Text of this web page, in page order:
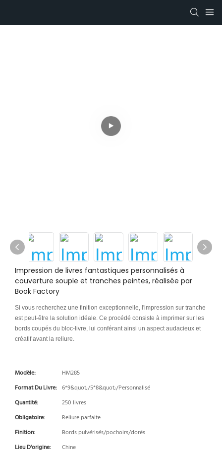
Impression de livres fantastiques personnalisés à
couverture souple et tranches peintes, réalisée par
Book Factory
Si vous recherchez une finition exceptionnelle, l'impression sur tranche
est peut-être la solution idéale. Ce procédé consiste à imprimer sur les
bords coupés du bloc-livre, lui conférant ainsi un aspect audacieux et
créatif avant la reliure.
Modèle:
HM285
Format Du Livre: 6*9&quot;/5*8&quot;/Personnalisé
Quantité:
250 livres
Obligatoire:
Reliure parfaite
Finition:
Bords pulvérisés/pochoirs/dorés
Lieu D'origine:
Chine